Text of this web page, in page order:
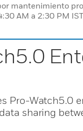
mantenimiento
AM a 2:30 PM
Pro-Watch5.0
sharing